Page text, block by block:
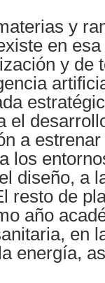
y
en
y de
el
a
los
diseño, a
resto de
año
en
energía,